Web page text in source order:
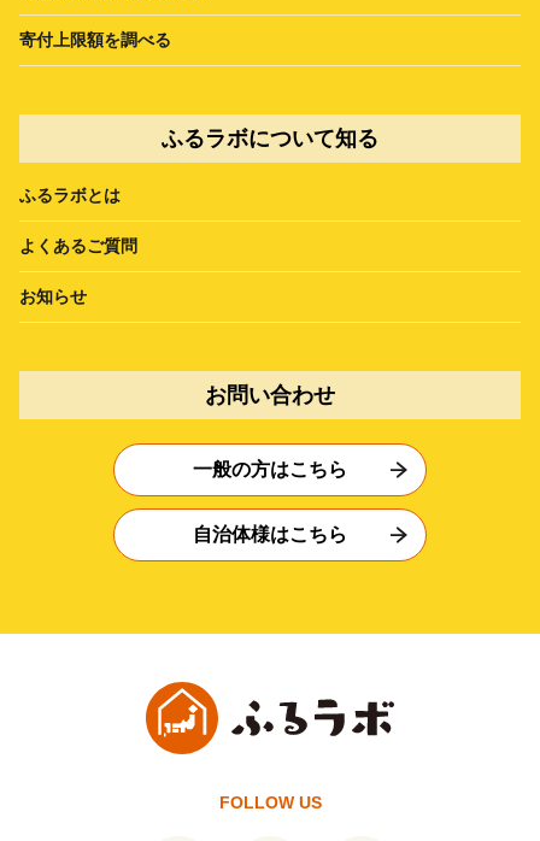
寄付上限額を調べる
ふるラボについて知る
ふるラボとは
よくあるご質問
お知らせ
お問い合わせ
一般の方はこちら
自治体様はこちら
FOLLOW US